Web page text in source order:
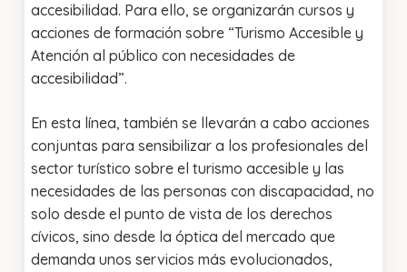
accesibilidad. Para ello, se organizarán cursos y
acciones de formación sobre “Turismo Accesible y
Atención al público con necesidades de
accesibilidad”.
En esta línea, también se llevarán a cabo acciones
conjuntas para sensibilizar a los profesionales del
sector turístico sobre el turismo accesible y las
necesidades de las personas con discapacidad, no
solo desde el punto de vista de los derechos
cívicos, sino desde la óptica del mercado que
demanda unos servicios más evolucionados,